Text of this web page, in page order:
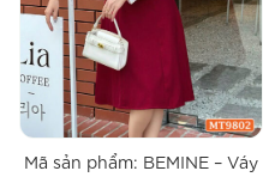
Mã sản phẩm: BEMINE – Váy